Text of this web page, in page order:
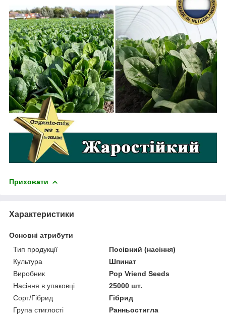
Приховати
Характеристики
Основні атрибути
Тип продукції
Посівний (насіння)
Культура
Шпинат
Виробник
Pop Vriend Seeds
Насіння в упаковці
25000 шт.
Сорт/Гібрид
Гібрид
Група стиглості
Ранньостигла